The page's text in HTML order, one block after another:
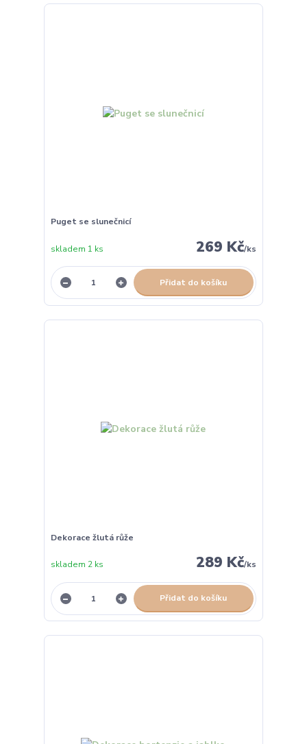
Puget se slunečnicí
269 Kč/ks
skladem 1 ks
Přidat do košíku
Dekorace žlutá růže
289 Kč/ks
skladem 2 ks
Přidat do košíku